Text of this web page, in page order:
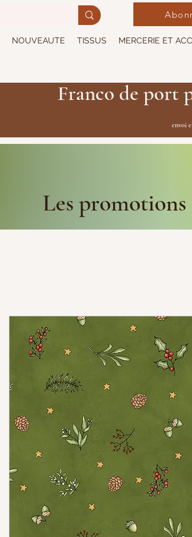
NOUVEAUTE TISSUS MERCERIE ET
Franco de port
envoi
Les